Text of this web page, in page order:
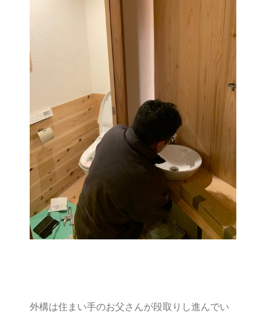
外構は住まい手のお父さんが段取りし進んでい